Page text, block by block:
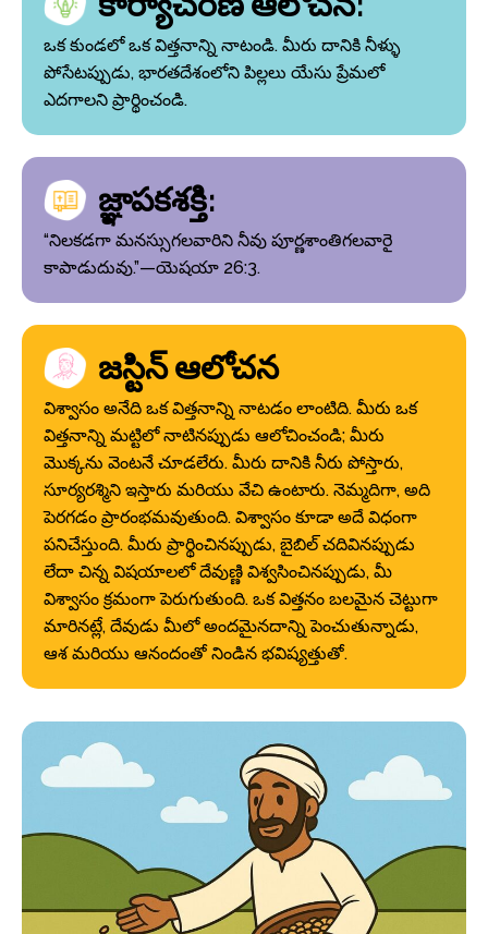
ఒక కుండలో ఒక విత్తనాన్ని నాటండి. మీరు దానికి నీళ్ళు
పోసేటప్పుడు, భారతదేశంలోని పిల్లలు యేసు ప్రేమలో
ఎదగాలని ప్రార్థించండి.
జ్ఞాపకశక్తి:
“నిలకడగా మనస్సుగలవారిని నీవు పూర్ణశాంతిగలవారై
కాపాడుదువు.”—యెషయా 26:3.
జస్టిన్ ఆలోచన
విశ్వాసం అనేది ఒక విత్తనాన్ని నాటడం లాంటిది. మీరు ఒక
విత్తనాన్ని మట్టిలో నాటినప్పుడు ఆలోచించండి; మీరు
మొక్కను వెంటనే చూడలేరు. మీరు దానికి నీరు పోస్తారు,
సూర్యరశ్మిని ఇస్తారు మరియు వేచి ఉంటారు. నెమ్మదిగా, అది
పెరగడం ప్రారంభమవుతుంది. విశ్వాసం కూడా అదే విధంగా
పనిచేస్తుంది. మీరు ప్రార్థించినప్పుడు, బైబిల్ చదివినప్పుడు
లేదా చిన్న విషయాలలో దేవుణ్ణి విశ్వసించినప్పుడు, మీ
విశ్వాసం క్రమంగా పెరుగుతుంది. ఒక విత్తనం బలమైన చెట్టుగా
మారినట్లే, దేవుడు మీలో అందమైనదాన్ని పెంచుతున్నాడు,
ఆశ మరియు ఆనందంతో నిండిన భవిష్యత్తుతో.